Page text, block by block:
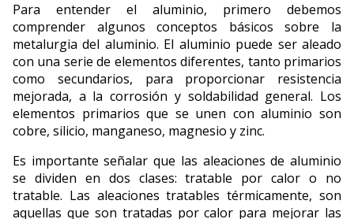
Para entender el aluminio, primero debemos
comprender algunos conceptos básicos sobre la
metalurgia del aluminio. El aluminio puede ser aleado
con una serie de elementos diferentes, tanto primarios
como secundarios, para proporcionar resistencia
mejorada, a la corrosión y soldabilidad general. Los
elementos primarios que se unen con aluminio son
cobre, silicio, manganeso, magnesio y zinc.
Es importante señalar que las aleaciones de aluminio
se dividen en dos clases: tratable por calor o no
tratable. Las aleaciones tratables térmicamente, son
aquellas que son tratadas por calor para mejorar las